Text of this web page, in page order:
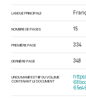
LANGUE PRINCIPALE
NOMBRE DE PAGES 15
PREMIÈRE PAGE 334
DERNIÈRE PAGE 348
URI DU MANIFEST IIIF DU VOLUME
CONTENANT LE DOCUMENT